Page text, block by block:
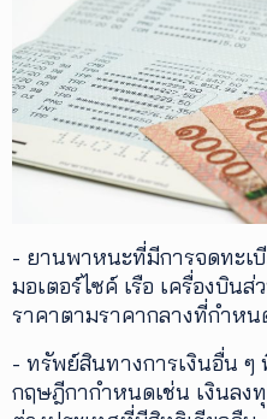
- ยานพาหนะที่มีการจดทะเ
มอเตอร์ไซค์ เรือ เครื่องบิน
ราคาตามราคากลางที่กำหน
- ทรัพย์สินทางการเงินอื่น ๆ
กฤษฎีกากำหนดเช่น เงินลง